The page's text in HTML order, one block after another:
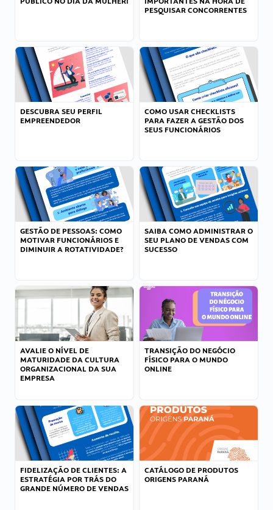
PESQUISAR CONCORRENTES
DESCUBRA SEU PERFIL
EMPREENDEDOR
COMO USAR CHECKLISTS
PARA FAZER A GESTÃO DOS
SEUS FUNCIONÁRIOS
GESTÃO DE PESSOAS: COMO
MOTIVAR FUNCIONÁRIOS E
DIMINUIR A ROTATIVIDADE?
SAIBA COMO ADMINISTRAR O
SEU PLANO DE VENDAS COM
SUCESSO
AVALIE O NÍVEL DE
MATURIDADE DA CULTURA
ORGANIZACIONAL DA SUA
EMPRESA
TRANSIÇÃO DO NEGÓCIO
FÍSICO PARA O MUNDO
ONLINE
FIDELIZAÇÃO DE CLIENTES: A
ESTRATÉGIA POR TRÁS DO
GRANDE NÚMERO DE VENDAS
CATÁLOGO DE PRODUTOS
ORIGENS PARANÁ